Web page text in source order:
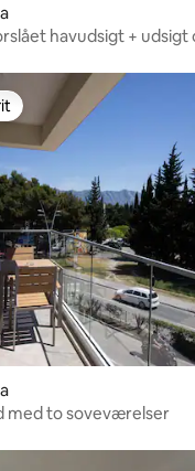
havudsigt + udsigt
med to soveværelser